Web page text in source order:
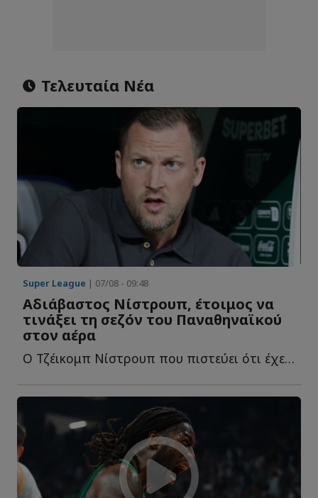
Τελευταία Νέα
Super League | 07/08 - 09:48
Αδιάβαστος Νίστρουπ, έτοιμος να
τινάξει τη σεζόν του Παναθηναϊκού
στον αέρα
Ο Τζέικομπ Νίστρουπ που πιστεύει ότι έχει έρθει στη Βίμποργκ, η...